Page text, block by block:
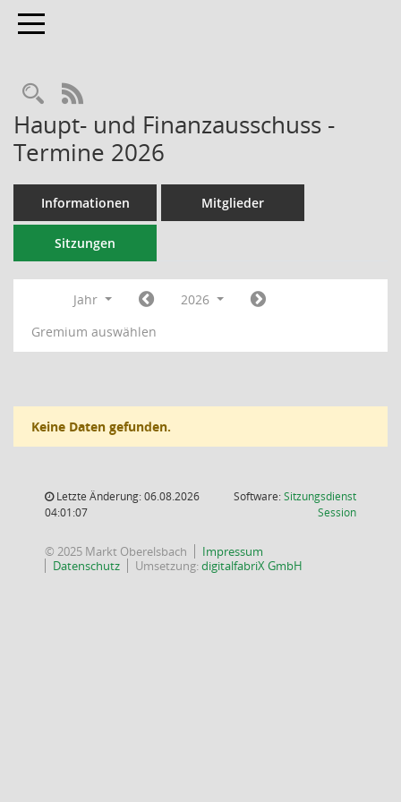
Toggle navigation
RSS-Feed
Haupt- und Finanzausschuss -
Termine 2026
Informationen Mitglieder
Sitzungen
Jahr
2026
Gremium auswählen
Keine Daten gefunden.
Letzte Änderung: 06.08.2026
04:01:07
Software:Sitzungsdienst
Session(Wird in
© 2025 Markt Oberelsbach
Impressum
Datenschutz
Umsetzung:digitalfabriX GmbH